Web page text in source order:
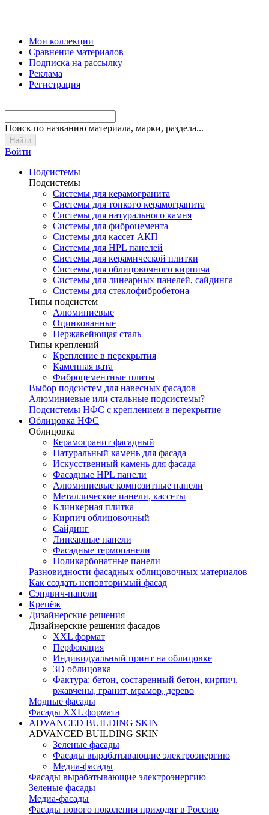
Мои коллекции
Сравнение материалов
Подписка на рассылку
Реклама
Регистрация
Поиск по названию материала, марки, раздела...
Войти
Подсистемы
Подсистемы
Системы для керамогранита
Системы для тонкого керамогранита
Системы для натурального камня
Системы для фиброцемента
Системы для кассет АКП
Системы для HPL панелей
Системы для керамической плитки
Системы для облицовочного кирпича
Системы для линеарных панелей, сайдинга
Системы для стеклофибробетона
Типы подсистем
Алюминиевые
Оцинкованные
Нержавейющая сталь
Типы креплений
Крепление в перекрытия
Каменная вата
Фиброцементные плиты
Выбор подсистем для навесных фасадов
Алюминиевые или стальные подсистемы?
Подсистемы НФС с креплением в перекрытие
Облицовка НФС
Облицовка
Керамогранит фасадный
Натуральный камень для фасада
Искусственный камень для фасада
Фасадные HPL панели
Алюминиевые композитные панели
Металлические панели, кассеты
Клинкерная плитка
Кирпич облицовочный
Сайдинг
Линеарные панели
Фасадные термопанели
Поликарбонатные панели
Разновидности фасадных облицовочных материалов
Как создать неповторимый фасад
Сэндвич-панели
Крепёж
Дизайнерские решения
Дизайнерские решения фасадов
XXL формат
Перфорация
Индивидуальный принт на облицовке
3D облицовка
Фактура: бетон, состаренный бетон, кирпич,
ржавчены, гранит, мрамор, дерево
Модные фасады
Фасады XXL формата
ADVANCED BUILDING SKIN
ADVANCED BUILDING SKIN
Зеленые фасады
Фасады вырабатывающие электроэнергию
Медиа-фасады
Фасады вырабатывающие электроэнергию
Зеленые фасады
Медиа-фасады
Фасады нового поколения приходят в Россию